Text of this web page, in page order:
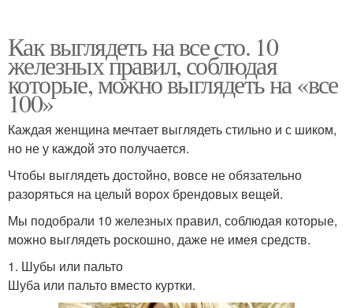
Как выглядеть на все сто. 10
железных правил, соблюдая
которые, можно выглядеть на «все
100»
Каждая женщина мечтает выглядеть стильно и с шиком,
но не у каждой это получается.
Чтобы выглядеть достойно, вовсе не обязательно
разоряться на целый ворох брендовых вещей.
Мы подобрали 10 железных правил, соблюдая которые,
можно выглядеть роскошно, даже не имея средств.
1. Шубы или пальто
Шуба или пальто вместо куртки.